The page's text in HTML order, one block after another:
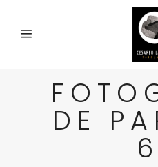
DE